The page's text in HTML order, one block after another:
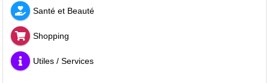
Santé et Beauté
Shopping
Utiles / Services